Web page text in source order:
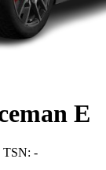
E
-